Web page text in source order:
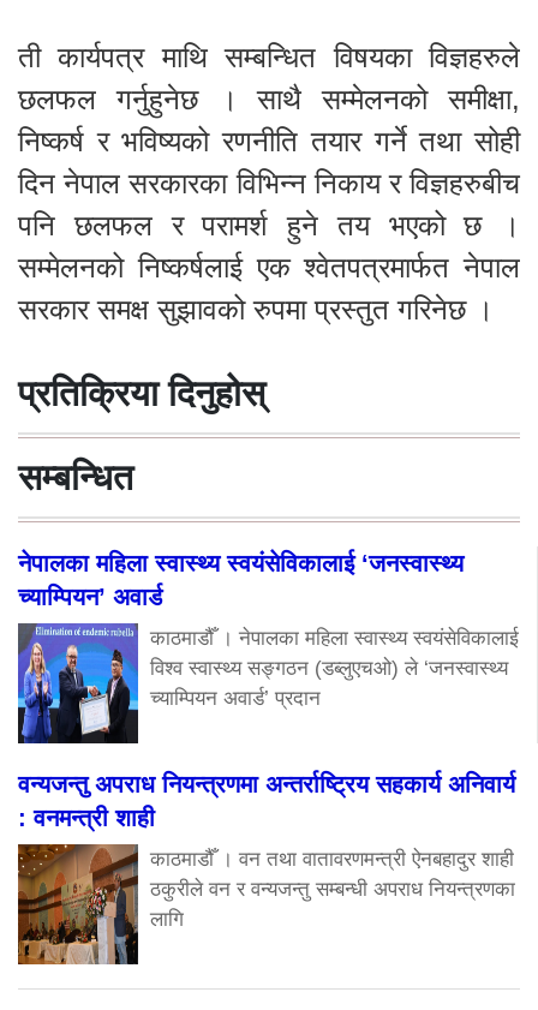
ती कार्यपत्र माथि सम्बन्धित विषयका विज्ञहरुले
छलफल गर्नुहुनेछ । साथै सम्मेलनको समीक्षा,
निष्कर्ष र भविष्यको रणनीति तयार गर्ने तथा सोही
दिन नेपाल सरकारका विभिन्न निकाय र विज्ञहरुबीच
पनि छलफल र परामर्श हुने तय भएको छ ।
सम्मेलनको निष्कर्षलाई एक श्वेतपत्रमार्फत नेपाल
सरकार समक्ष सुझावको रुपमा प्रस्तुत गरिनेछ ।
प्रतिक्रिया दिनुहोस्
सम्बन्धित
नेपालका महिला स्वास्थ्य स्वयंसेविकालाई ‘जनस्वास्थ्य
च्याम्पियन’ अवार्ड
काठमाडौँ । नेपालका महिला स्वास्थ्य स्वयंसेविकालाई
विश्व स्वास्थ्य सङ्गठन (डब्लुएचओ) ले ‘जनस्वास्थ्य
च्याम्पियन अवार्ड’ प्रदान
वन्यजन्तु अपराध नियन्त्रणमा अन्तर्राष्ट्रिय सहकार्य अनिवार्य
: वनमन्त्री शाही
काठमाडौँ । वन तथा वातावरणमन्त्री ऐनबहादुर शाही
ठकुरीले वन र वन्यजन्तु सम्बन्धी अपराध नियन्त्रणका
लागि